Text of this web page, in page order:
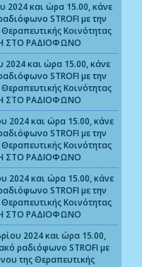
2024 και ώρα 15.00, κάνε
STROFI με την
Κοινότητας
ΣΤΟ ΡΑΔΙΟΦΩΝΟ
2024 και ώρα 15.00, κάνε
STROFI με την
Κοινότητας
ΣΤΟ ΡΑΔΙΟΦΩΝΟ
2024 και ώρα 15.00, κάνε
STROFI με την
Κοινότητας
ΣΤΟ ΡΑΔΙΟΦΩΝΟ
2024 και ώρα 15.00, κάνε
STROFI με την
Κοινότητας
ΣΤΟ ΡΑΔΙΟΦΩΝΟ
2024 και ώρα 15.00,
ραδιόφωνο STROFI με
της Θεραπευτικής